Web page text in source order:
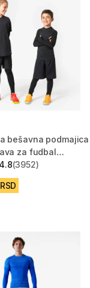
bešavna podmajica
za fudbal
4.8
from 3952
(3952)